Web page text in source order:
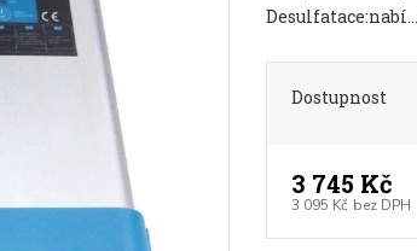
Desulfatace:nabí...
Dostupnost
3 745 Kč
3 095 Kč bez DPH